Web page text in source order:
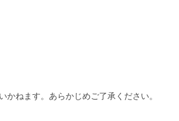
ねます。あらかじめご了承ください。